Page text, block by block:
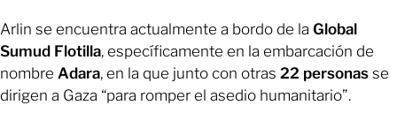
Arlin se encuentra actualmente a bordo de la Global
Sumud Flotilla, específicamente en la embarcación de
nombre Adara, en la que junto con otras 22 personas se
dirigen a Gaza “para romper el asedio humanitario”.